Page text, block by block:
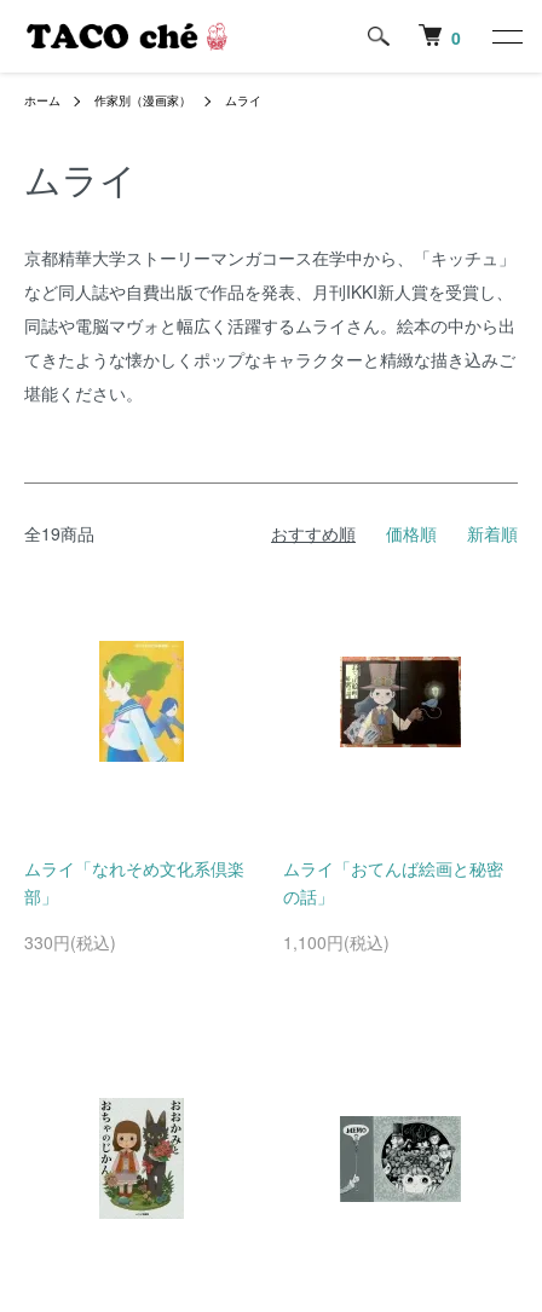
0
ホーム 作家別（漫画家） ムライ
ムライ
京都精華大学ストーリーマンガコース在学中から、「キッチュ」
など同人誌や自費出版で作品を発表、月刊IKKI新人賞を受賞し、
同誌や電脳マヴォと幅広く活躍するムライさん。絵本の中から出
てきたような懐かしくポップなキャラクターと精緻な描き込みご
堪能ください。
全19商品 おすすめ順 価格順 新着順
ムライ「なれそめ文化系倶楽
部」
330円(税込)
ムライ「おてんば絵画と秘密
の話」
1,100円(税込)